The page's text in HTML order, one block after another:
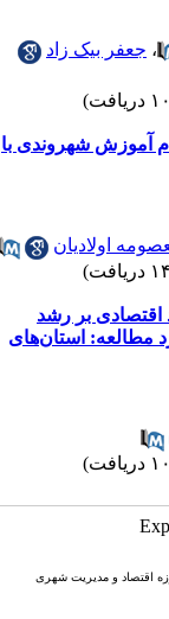
جعفر بیک زاد
شهروندی با
اولادیان
بر رشد
استان‌های
اقتصاد و مدیریت شهری